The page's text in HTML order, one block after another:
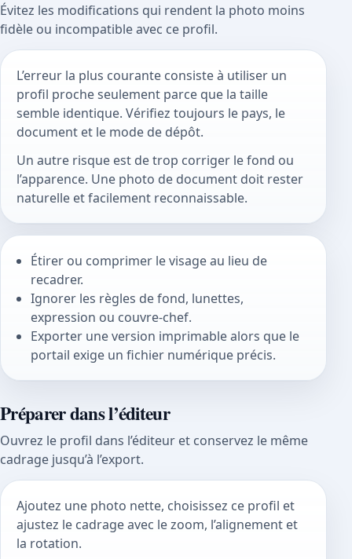
Évitez les modifications qui rendent la photo moins
fidèle ou incompatible avec ce profil.
L’erreur la plus courante consiste à utiliser un
profil proche seulement parce que la taille
semble identique. Vérifiez toujours le pays, le
document et le mode de dépôt.
Un autre risque est de trop corriger le fond ou
l’apparence. Une photo de document doit rester
naturelle et facilement reconnaissable.
Étirer ou comprimer le visage au lieu de
recadrer.
Ignorer les règles de fond, lunettes,
expression ou couvre-chef.
Exporter une version imprimable alors que le
portail exige un fichier numérique précis.
Préparer dans l’éditeur
Ouvrez le profil dans l’éditeur et conservez le même
cadrage jusqu’à l’export.
Ajoutez une photo nette, choisissez ce profil et
ajustez le cadrage avec le zoom, l’alignement et
la rotation.